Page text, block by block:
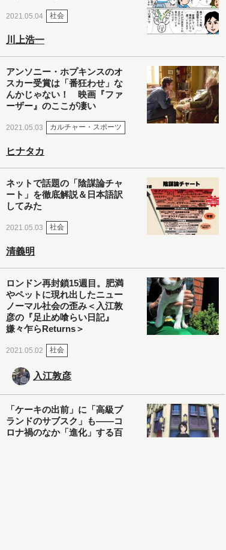
2021.05.04 社会
川上浩一
アンソニー・ホプキンスのオ
スカー受賞は「番狂わせ」な
んかじゃない！ 映画『ファ
ーザー』のここが凄い
2021.05.03 カルチャー・スポーツ
ヒナタカ
ネットで話題の「陰謀論チャ
ート」を徹底解説＆日本語訳
してみた
2021.05.03 社会
清義明
ロンドン再封鎖15週目。肥満
やペットに現れ出したニュー
ノーマル社会の歪み＜入江敦
彦の『足止め喰らい日記』
嫌々乍らReturns＞
2021.05.02 社会
入江敦彦
「ケーキの出前」に「高級ブ
ランドのサブスク」も――コ
ロナ禍のなか「進化」する百